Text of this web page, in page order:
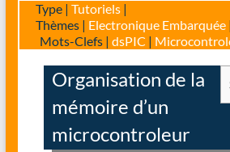
Type | Tutoriels|
Thèmes | Electronique Embarquée|
Mots-Clefs | dsPIC |
Organisation de la
mémoire d’un
microcontroleur